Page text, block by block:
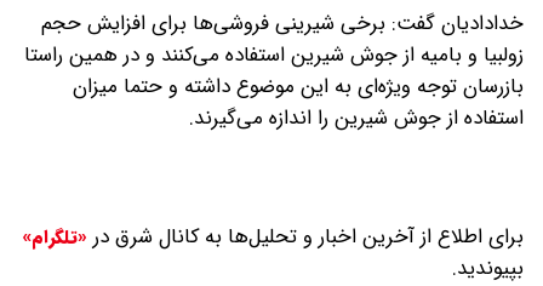
خدادادیان گفت: برخی شیرینی فروشی‌ها برای افزایش حجم
زولبیا و بامیه از جوش شیرین استفاده می‌کنند و در همین راستا
بازرسان توجه ویژه‌ای به این موضوع داشته و حتما میزان
استفاده از جوش شیرین را اندازه می‌گیرند.
برای اطلاع از آخرین اخبار و تحلیل‌ها به کانال شرق در «تلگرام»
بپیوندید.